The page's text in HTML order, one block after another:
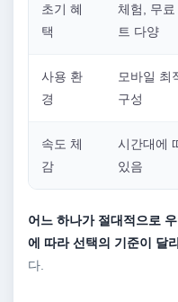
초기 혜
택
체험, 무
트 다양
사용 환
경
모바일 최
구성
속도 체
감
시간대에
있음
어느 하나가 절대적으로
에 따라 선택의 기준이 달
다.